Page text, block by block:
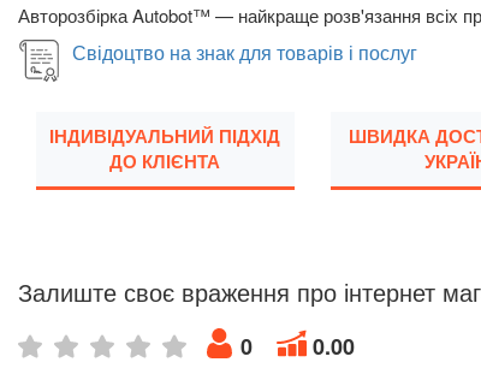
Авторозбірка Autobot™ — найкраще розв'язання всіх
Свідоцтво на знак для товарів і послуг
ІНДИВІДУАЛЬНИЙ ПІДХІД
ДО КЛІЄНТА
ШВИДКА
Залиште своє враження про інтернет
0 0.00